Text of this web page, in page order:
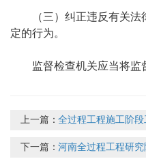
（三）纠正违反有关法
定的行为。
监督检查机关应当将监督
上一篇：全过程工程施工阶段
下一篇：河南全过程工程研究